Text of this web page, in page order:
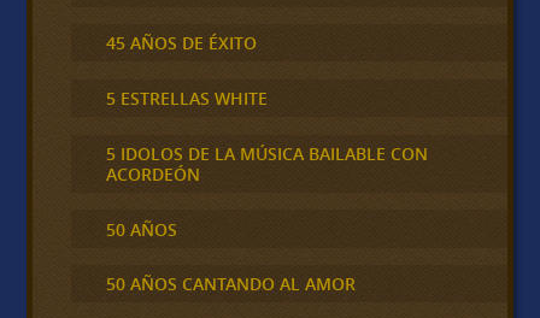
45 AÑOS DE ÉXITO
5 ESTRELLAS WHITE
5 IDOLOS DE LA MÚSICA BAILABLE CON
ACORDEÓN
50 AÑOS
50 AÑOS CANTANDO AL AMOR